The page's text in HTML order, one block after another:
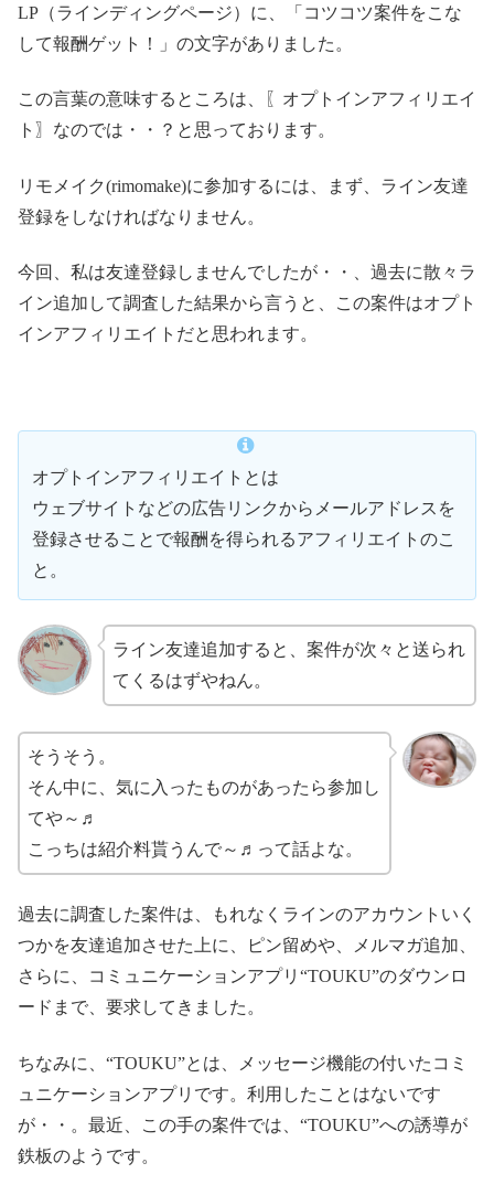
LP（ラインディングページ）に、「コツコツ案件をこな
して報酬ゲット！」の文字がありました。
この言葉の意味するところは、〖オプトインアフィリエイ
ト〗なのでは・・？と思っております。
リモメイク(rimomake)に参加するには、まず、ライン友達
登録をしなければなりません。
今回、私は友達登録しませんでしたが・・、過去に散々ラ
イン追加して調査した結果から言うと、この案件はオプト
インアフィリエイトだと思われます。
オプトインアフィリエイトとは
ウェブサイトなどの広告リンクからメールアドレスを
登録させることで報酬を得られるアフィリエイトのこ
と。
ライン友達追加すると、案件が次々と送られ
てくるはずやねん。
そうそう。
そん中に、気に入ったものがあったら参加し
てや～♬
こっちは紹介料貰うんで～♬って話よな。
過去に調査した案件は、もれなくラインのアカウントいく
つかを友達追加させた上に、ピン留めや、メルマガ追加、
さらに、コミュニケーションアプリ“TOUKU”のダウンロ
ードまで、要求してきました。
ちなみに、“TOUKU”とは、メッセージ機能の付いたコミ
ュニケーションアプリです。利用したことはないです
が・・。最近、この手の案件では、“TOUKU”への誘導が
鉄板のようです。